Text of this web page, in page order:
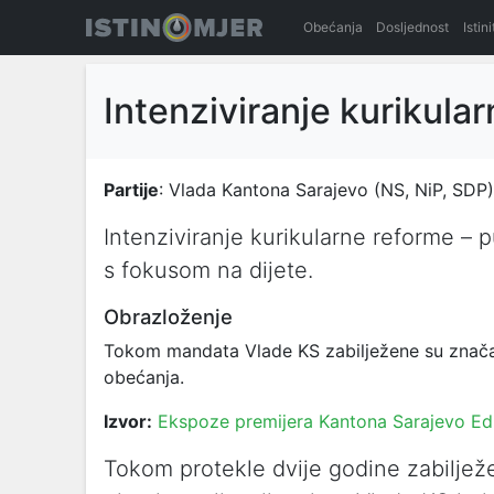
Obećanja Dosljednost
Intenziviranje
Partije: Vlada Kantona Sarajevo (NS, NiP,
Intenziviranje kurikularne reforme –
s fokusom na dijete.
Obrazloženje
Tokom mandata Vlade KS zabilježene su
obećanja.
Izvor: Ekspoze premijera Kantona Sarajevo
Tokom protekle dvije godine